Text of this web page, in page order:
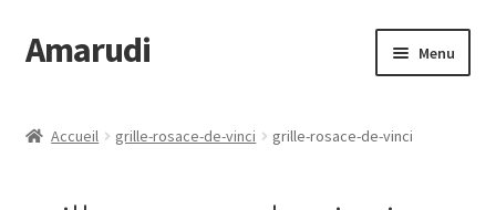
Aller
à
navigation
Aller
au
Amarudi Menu
Accueil grille-rosace-de-vinci grille-rosace-de-vinci